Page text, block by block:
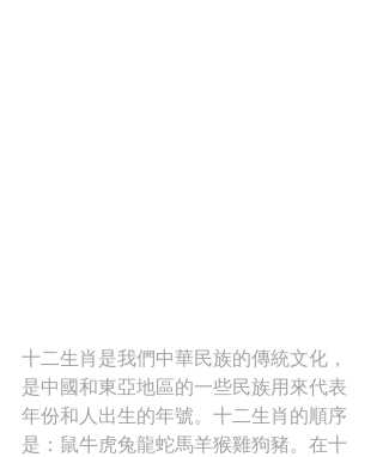
十二生肖是我們中華民族的傳統文化，
是中國和東亞地區的一些民族用來代表
年份和人出生的年號。十二生肖的順序
是：鼠牛虎兔龍蛇馬羊猴雞狗豬。在十